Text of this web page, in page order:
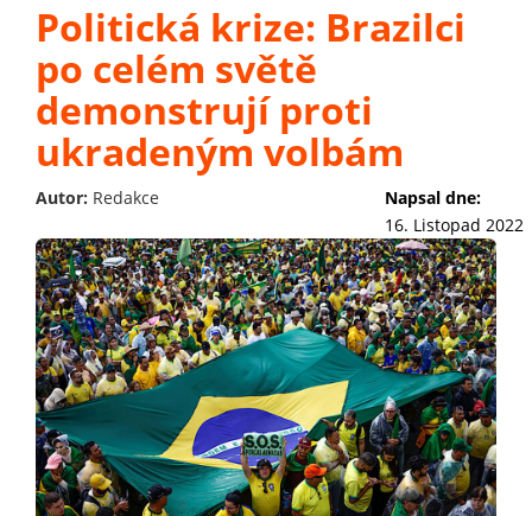
Politická krize: Brazilci
po celém světě
demonstrují proti
ukradeným volbám
Autor: Redakce
Napsal dne:
16. Listopad 2022